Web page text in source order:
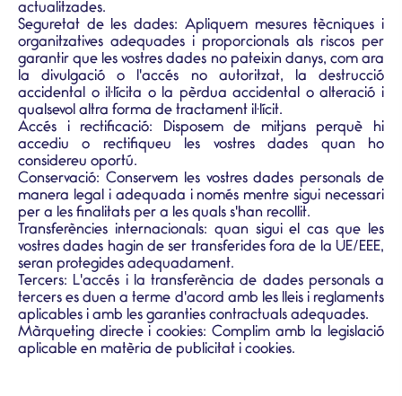
actualitzades.
Seguretat de les dades: Apliquem mesures tècniques i
organitzatives adequades i proporcionals als riscos per
garantir que les vostres dades no pateixin danys, com ara
la divulgació o l'accés no autoritzat, la destrucció
accidental o il·lícita o la pèrdua accidental o alteració i
qualsevol altra forma de tractament il·lícit.
Accés i rectificació: Disposem de mitjans perquè hi
accediu o rectifiqueu les vostres dades quan ho
considereu oportú.
Conservació: Conservem les vostres dades personals de
manera legal i adequada i només mentre sigui necessari
per a les finalitats per a les quals s'han recollit.
Transferències internacionals: quan sigui el cas que les
vostres dades hagin de ser transferides fora de la UE/EEE,
seran protegides adequadament.
Tercers: L'accés i la transferència de dades personals a
tercers es duen a terme d'acord amb les lleis i reglaments
aplicables i amb les garanties contractuals adequades.
Màrqueting directe i cookies: Complim amb la legislació
aplicable en matèria de publicitat i cookies.